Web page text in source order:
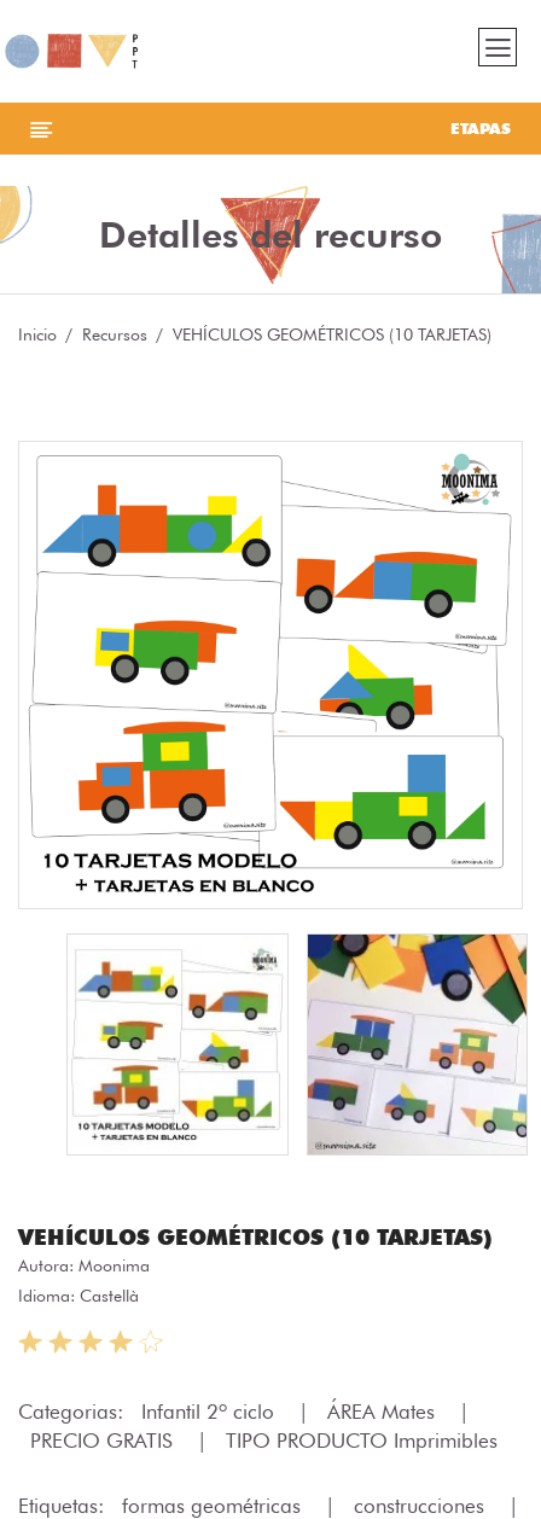
ETAPAS
Detalles del recurso
Inicio Recursos VEHÍCULOS GEOMÉTRICOS (10 TARJETAS)
VEHÍCULOS GEOMÉTRICOS (10 TARJETAS)
Autora: Moonima
Idioma: Castellà
Categorias: Infantil 2º ciclo | ÁREA Mates
|
PRECIO GRATIS
| TIPO PRODUCTO Imprimibles
Etiquetas: formas geométricas | construcciones
|